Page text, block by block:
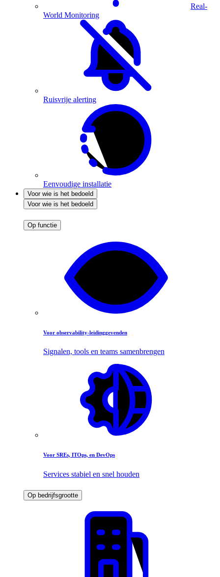
Real-
World Monitoring
Ruisvrije alerting
Eenvoudige installatie
Voor wie is het bedoeld
Voor wie is het bedoeld
Op functie
Voor observability-leidinggevenden
Signalen, tools en teams samenbrengen
Voor SREs, ITOps, en DevOps
Services stabiel en snel houden
Op bedrijfsgrootte